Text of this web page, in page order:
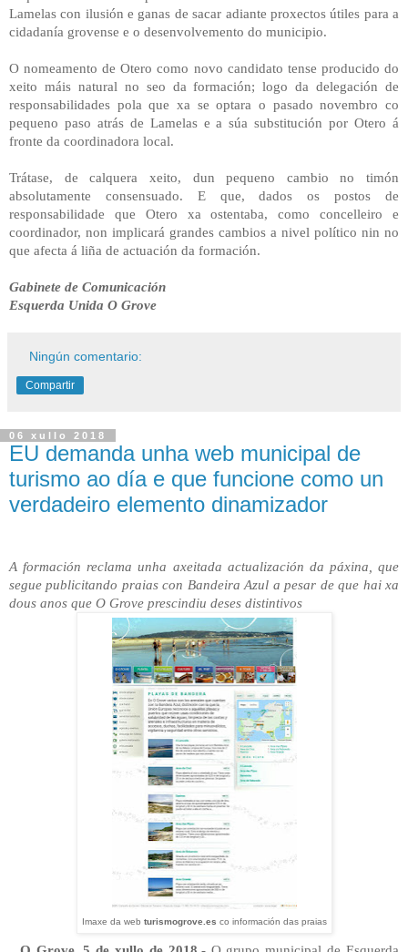
Lamelas con ilusión e ganas de sacar adiante proxectos útiles para a
cidadanía grovense e o desenvolvemento do municipio.
O nomeamento de Otero como novo candidato tense producido do
xeito máis natural no seo da formación; logo da delegación de
responsabilidades pola que xa se optara o pasado novembro co
pequeno paso atrás de Lamelas e a súa substitución por Otero á
fronte da coordinadora local.
Trátase, de calquera xeito, dun pequeno cambio no timón
absolutamente consensuado. E que, dados os postos de
responsabilidade que Otero xa ostentaba, como concelleiro e
coordinador, non implicará grandes cambios a nivel político nin no
que afecta á liña de actuación da formación.
Gabinete de Comunicación
Esquerda Unida O Grove
Ningún comentario:
Compartir
06 xullo 2018
EU demanda unha web municipal de
turismo ao día e que funcione como un
verdadeiro elemento dinamizador
A formación reclama unha axeitada actualización da páxina, que
segue publicitando praias con Bandeira Azul a pesar de que hai xa
dous anos que O Grove prescindiu deses distintivos
Imaxe da web turismogrove.es co información das praias